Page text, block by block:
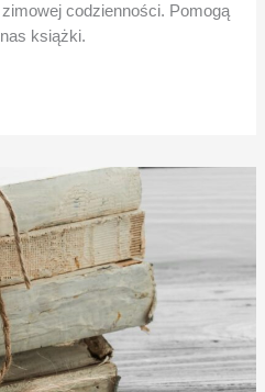
codzienności. Pomogą
książki.